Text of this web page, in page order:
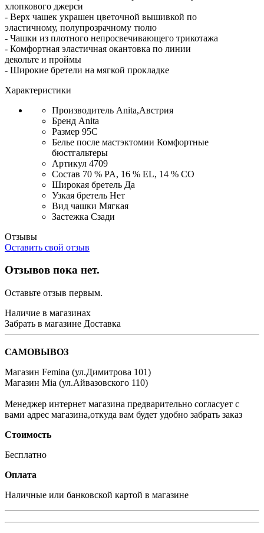
хлопкового джерси
- Верх чашек украшен цветочной вышивкой по
эластичному, полупрозрачному тюлю
- Чашки из плотного непросвечивающего трикотажа
- Комфортная эластичная окантовка по линии
декольте и проймы
- Широкие бретели на мягкой прокладке
Характеристики
Производитель Anita,Австрия
Бренд Anita
Размер 95C
Белье после мастэктомии Комфортные
бюстгальтеры
Артикул 4709
Состав 70 % PA, 16 % EL, 14 % CO
Широкая бретель Да
Узкая бретель Нет
Вид чашки Мягкая
Застежка Сзади
Отзывы
Оставить свой отзыв
Отзывов пока нет.
Оставьте отзыв первым.
Наличие в магазинах
Забрать в магазине Доставка
САМОВЫВОЗ
Магазин Femina (ул.Димитрова 101)
Магазин Mia (ул.Айвазовского 110)
Менеджер интернет магазина предварительно согласует с
вами адрес магазина,откуда вам будет удобно забрать заказ
Стоимость
Бeсплатно
Оплата
Наличные или банковской картой в магазине